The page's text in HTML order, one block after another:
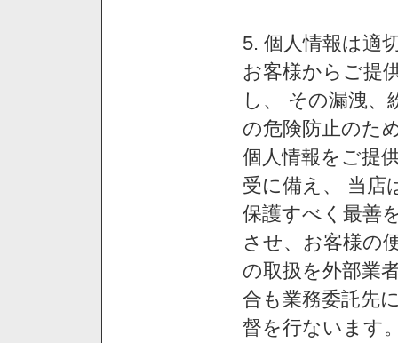
5. 個人情報は適
お客様からご提
し、 その漏洩、
の危険防止のた
個人情報をご提
受に備え、 当店
保護すべく最善
させ、お客様の
の取扱を外部業
合も業務委託先
督を行ないます